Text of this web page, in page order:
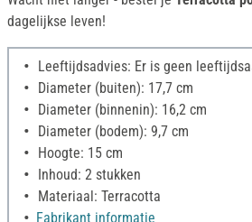
dagelijkse leven!
Leeftijdsadvies: Er is geen
Diameter (buiten): 17,7 cm
Diameter (binnenin): 16,2 cm
Diameter (bodem): 9,7 cm
Hoogte: 15 cm
Inhoud: 2 stukken
Materiaal: Terracotta
Fabrikant informatie